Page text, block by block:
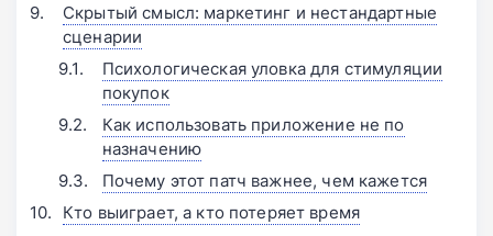
Скрытый смысл: маркетинг и нестандартные
сценарии
Психологическая уловка для стимуляции
покупок
Как использовать приложение не по
назначению
Почему этот патч важнее, чем кажется
Кто выиграет, а кто потеряет время